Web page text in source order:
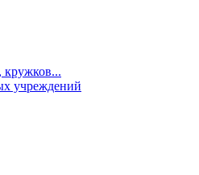
кружков...
учреждений